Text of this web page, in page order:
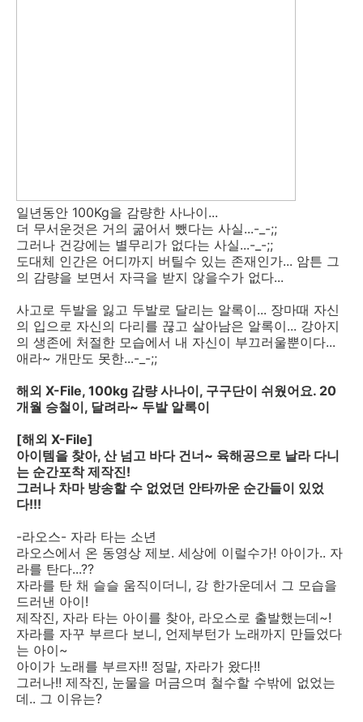
일년동안 100Kg을 감량한 사나이...
더 무서운것은 거의 굶어서 뺐다는 사실...-_-;;
그러나 건강에는 별무리가 없다는 사실...-_-;;
도대체 인간은 어디까지 버틸수 있는 존재인가... 암튼 그
의 감량을 보면서 자극을 받지 않을수가 없다...
사고로 두발을 잃고 두발로 달리는 알록이... 장마때 자신
의 입으로 자신의 다리를 끊고 살아남은 알록이... 강아지
의 생존에 처절한 모습에서 내 자신이 부끄러울뿐이다...
애라~ 개만도 못한...-_-;;
해외 X-File, 100kg 감량 사나이, 구구단이 쉬웠어요. 20
개월 승철이, 달려라~ 두발 알록이
[해외 X-File]
아이템을 찾아, 산 넘고 바다 건너~ 육해공으로 날라 다니
는 순간포착 제작진!
그러나 차마 방송할 수 없었던 안타까운 순간들이 있었
다!!!
-라오스- 자라 타는 소년
라오스에서 온 동영상 제보. 세상에 이럴수가! 아이가.. 자
라를 탄다...??
자라를 탄 채 슬슬 움직이더니, 강 한가운데서 그 모습을
드러낸 아이!
제작진, 자라 타는 아이를 찾아, 라오스로 출발했는데~!
자라를 자꾸 부르다 보니, 언제부턴가 노래까지 만들었다
는 아이~
아이가 노래를 부르자!! 정말, 자라가 왔다!!
그러나!! 제작진, 눈물을 머금으며 철수할 수밖에 없었는
데.. 그 이유는?